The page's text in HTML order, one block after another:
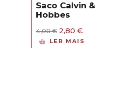
Saco Calvin &
Hobbes
4,00€ O
preço
2,80 €O
preço
LER MAIS